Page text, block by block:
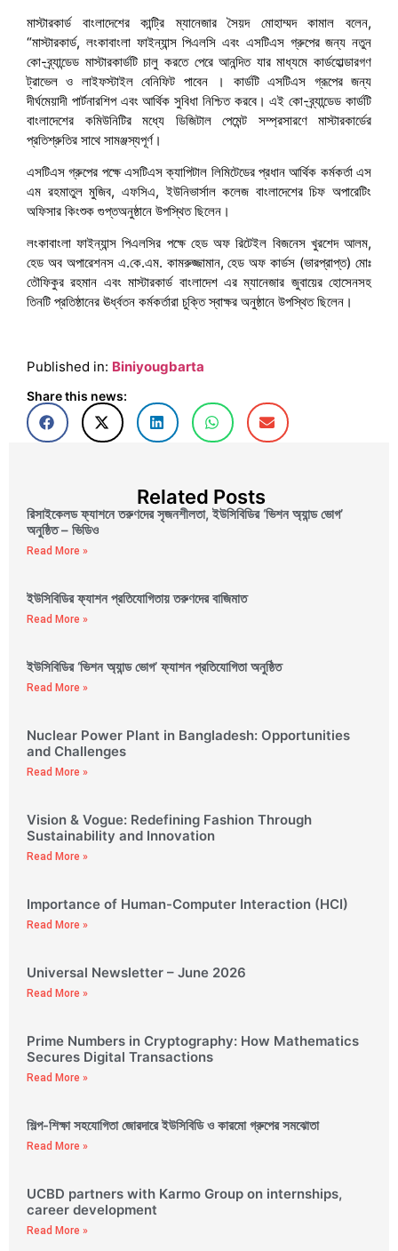
মাস্টারকার্ড বাংলাদেশের কান্ট্রি ম্যানেজার সৈয়দ মোহাম্মদ কামাল বলেন,
“মাস্টারকার্ড, লংকাবাংলা ফাইন্যান্স পিএলসি এবং এসটিএস গ্রুপের জন্য নতুন
কো-ব্র্যান্ডেড মাস্টারকার্ডটি চালু করতে পেরে আনন্দিত যার মাধ্যমে কার্ডহোল্ডারগণ
ট্রাভেল ও লাইফস্টাইল বেনিফিট পাবেন । কার্ডটি এসটিএস গ্রূপের জন্য
দীর্ঘমেয়াদী পার্টনারশিপ এবং আর্থিক সুবিধা নিশ্চিত করবে। এই কো-ব্র্যান্ডেড কার্ডটি
বাংলাদেশের কমিউনিটির মধ্যে ডিজিটাল পেমেন্ট সম্প্রসারণে মাস্টারকার্ডের
প্রতিশ্রুতির সাথে সামঞ্জস্যপূর্ণ।
এসটিএস গ্রুপের পক্ষে এসটিএস ক্যাপিটাল লিমিটেডের প্রধান আর্থিক কর্মকর্তা এস
এম রহমাতুল মুজিব, এফসিএ, ইউনিভার্সাল কলেজ বাংলাদেশের চিফ অপারেটিং
অফিসার কিংশুক গুপ্তঅনুষ্ঠানে উপস্থিত ছিলেন।
লংকাবাংলা ফাইন্যান্স পিএলসির পক্ষে হেড অফ রিটেইল বিজনেস খুরশেদ আলম,
হেড অব অপারেশনস এ.কে.এম. কামরুজ্জামান, হেড অফ কার্ডস (ভারপ্রাপ্ত) মোঃ
তৌফিকুর রহমান এবং মাস্টারকার্ড বাংলাদেশ এর ম্যানেজার জুবায়ের হোসেনসহ
তিনটি প্রতিষ্ঠানের ঊর্ধ্বতন কর্মকর্তারা চুক্তি স্বাক্ষর অনুষ্ঠানে উপস্থিত ছিলেন।
Published in: Biniyougbarta
Share this news:
Related Posts
রিসাইকেলড ফ্যাশনে তরুণদের সৃজনশীলতা, ইউসিবিডির ‘ভিশন অ্যান্ড ভোগ’
অনুষ্ঠিত – ভিডিও
Read More »
ইউসিবিডির ফ্যাশন প্রতিযোগিতায় তরুণদের বাজিমাত
Read More »
ইউসিবিডির ‘ভিশন অ্যান্ড ভোগ’ ফ্যাশন প্রতিযোগিতা অনুষ্ঠিত
Read More »
Nuclear Power Plant in Bangladesh: Opportunities
and Challenges
Read More »
Vision & Vogue: Redefining Fashion Through
Sustainability and Innovation
Read More »
Importance of Human-Computer Interaction (HCI)
Read More »
Universal Newsletter – June 2026
Read More »
Prime Numbers in Cryptography: How Mathematics
Secures Digital Transactions
Read More »
শিল্প-শিক্ষা সহযোগিতা জোরদারে ইউসিবিডি ও কারমো গ্রুপের সমঝোতা
Read More »
UCBD partners with Karmo Group on internships,
career development
Read More »